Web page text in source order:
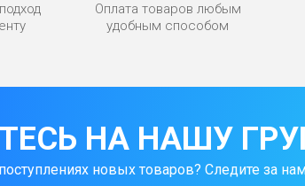
Оплата товаров любым
удобным способом
НА НАШУ
новых товаров? Следите за